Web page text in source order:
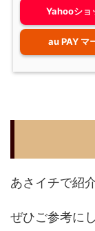
Yahooショ
au PAY マ
あさイチで紹
ぜひご参考に